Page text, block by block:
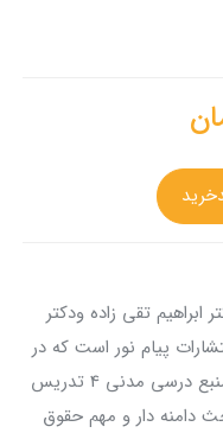
تقی زاده ودکتر
پیام نور است که در
رشته حقوق در مقطع کارشناسی بعنوان منبع درسی مدنی 4 تدریس
دار و مهم حقوق